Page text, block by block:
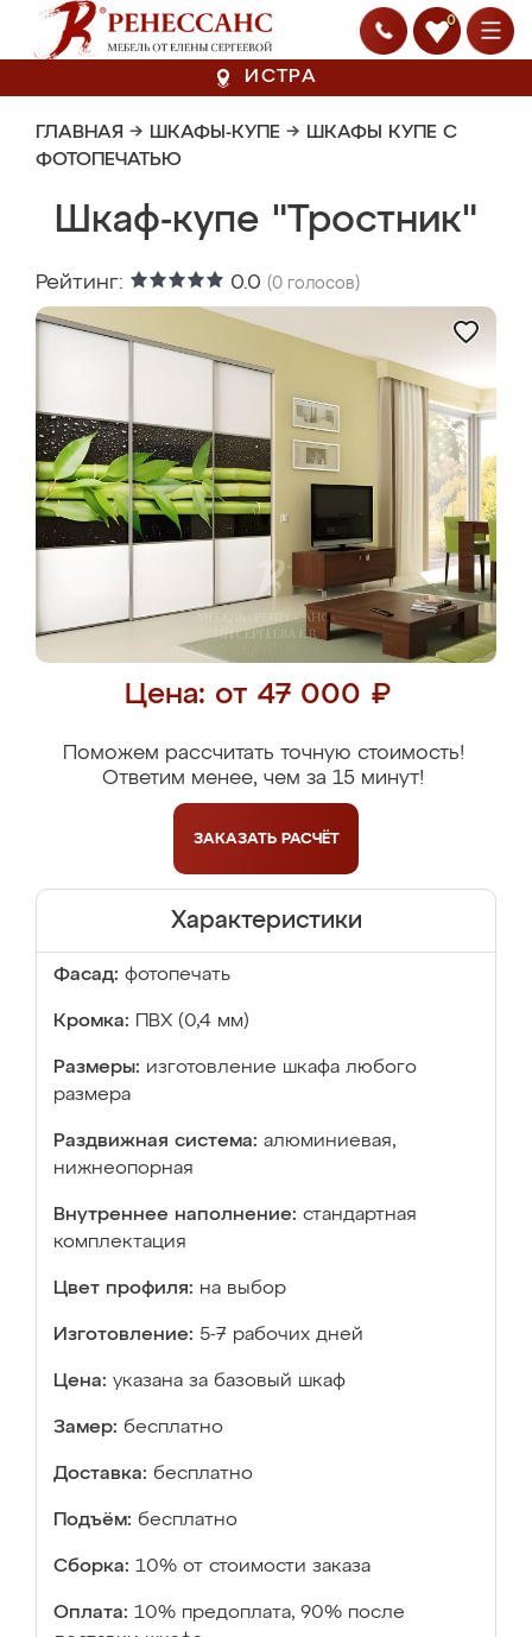
0
ИСТРА
ГЛАВНАЯ → ШКАФЫ-КУПЕ → ШКАФЫ КУПЕ С
ФОТОПЕЧАТЬЮ
Шкаф-купе "Тростник"
Рейтинг: 0.0 (0 голосов)
Цена: от 47 000 ₽
Поможем рассчитать точную стоимость!
Ответим менее, чем за 15 минут!
ЗАКАЗАТЬ РАСЧЁТ
Характеристики
Фасад: фотопечать
Кромка: ПВХ (0,4 мм)
Размеры: изготовление шкафа любого
размера
Раздвижная система: алюминиевая,
нижнеопорная
Внутреннее наполнение: стандартная
комплектация
Цвет профиля: на выбор
Изготовление: 5-7 рабочих дней
Цена: указана за базовый шкаф
Замер: бесплатно
Доставка: бесплатно
Подъём: бесплатно
Сборка: 10% от стоимости заказа
Оплата: 10% предоплата, 90% после